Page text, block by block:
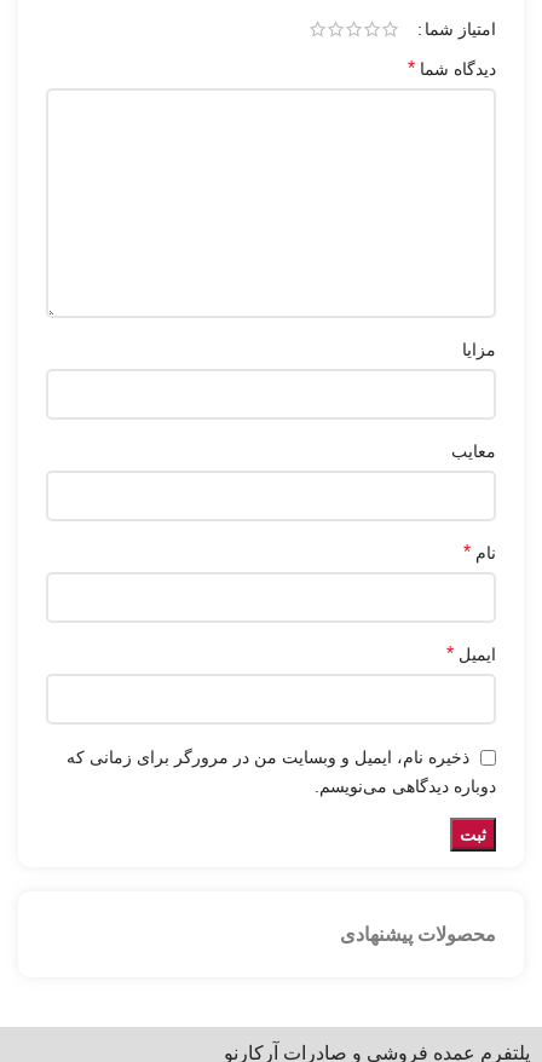
امتیاز شما
دیدگاه شما *
مزایا
معایب
نام *
ایمیل *
ذخیره نام، ایمیل و وبسایت من در مرورگر برای زمانی که
دوباره دیدگاهی می‌نویسم.
محصولات پیشنهادی
پلتفرم عمده فروشی و صادرات آرکارنو